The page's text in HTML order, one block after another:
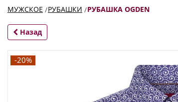
МУЖСКОЕ РУБАШКИ РУБАШКА OGDEN
Назад
-20%